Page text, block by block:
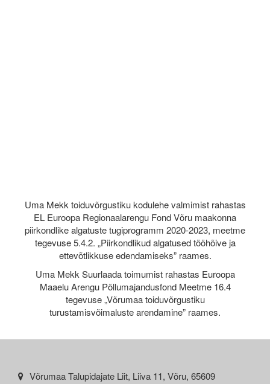
Uma Mekk toiduvõrgustiku kodulehe valmimist rahastas
EL Euroopa Regionaalarengu Fond Võru maakonna
piirkondlike algatuste tugiprogramm 2020-2023, meetme
tegevuse 5.4.2. „Piirkondlikud algatused tööhõive ja
ettevõtlikkuse edendamiseks” raames.
Uma Mekk Suurlaada toimumist rahastas Euroopa
Maaelu Arengu Põllumajandusfond Meetme 16.4
tegevuse „Võrumaa toiduvõrgustiku
turustamisvõimaluste arendamine” raames.
Võrumaa Talupidajate Liit, Liiva 11, Võru, 65609